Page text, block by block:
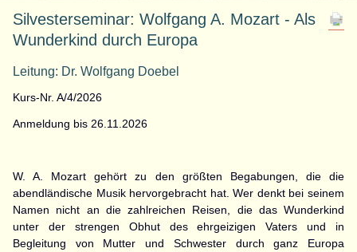
Silvesterseminar: Wolfgang A. Mozart - Als
Wunderkind durch Europa
Leitung: Dr. Wolfgang Doebel
Kurs-Nr. A/4/2026
Anmeldung bis 26.11.2026
W. A. Mozart gehört zu den größten Begabungen, die die
abendländische Musik hervorgebracht hat. Wer denkt bei seinem
Namen nicht an die zahlreichen Reisen, die das Wunderkind
unter der strengen Obhut des ehrgeizigen Vaters und in
Begleitung von Mutter und Schwester durch ganz Europa